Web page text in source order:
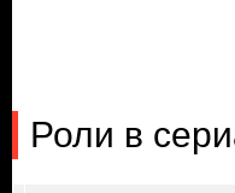
Роли в